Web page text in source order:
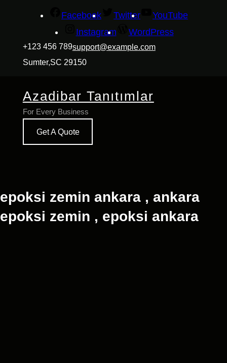
Facebook Twitter
YouTube
Instagram
WordPress
+123 456 789support@example.com
Sumter,SC 29150
Azadibar Tanıtımlar
For Every Business
Get A Quote
epoksi zemin ankara , ankara
epoksi zemin , epoksi ankara